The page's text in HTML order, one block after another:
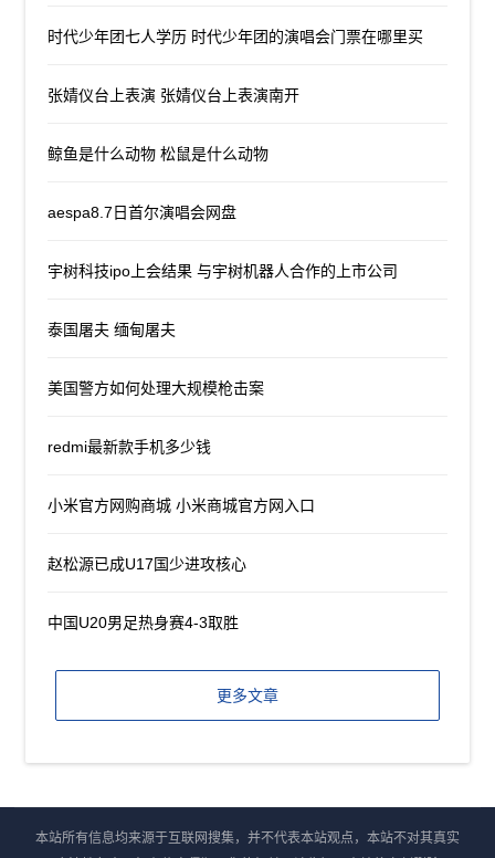
时代少年团七人学历 时代少年团的演唱会门票在哪里买
张婧仪台上表演 张婧仪台上表演南开
鲸鱼是什么动物 松鼠是什么动物
aespa8.7日首尔演唱会网盘
宇树科技ipo上会结果 与宇树机器人合作的上市公司
泰国屠夫 缅甸屠夫
美国警方如何处理大规模枪击案
redmi最新款手机多少钱
小米官方网购商城 小米商城官方网入口
赵松源已成U17国少进攻核心
中国U20男足热身赛4-3取胜
更多文章
本站所有信息均来源于互联网搜集，并不代表本站观点，本站不对其真实